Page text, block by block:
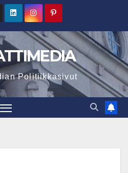
Politiikkasivut